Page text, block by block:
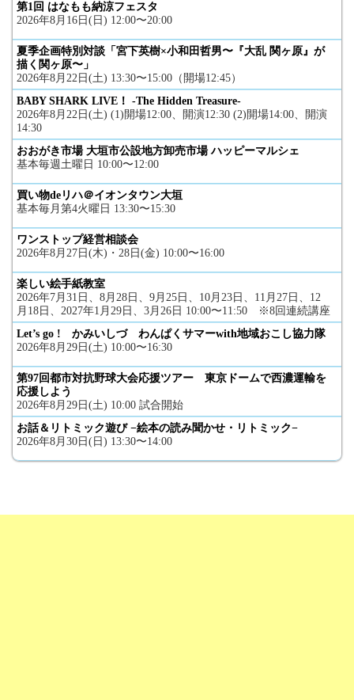
第1回 はなもも納涼フェスタ
2026年8月16日(日) 12:00〜20:00
夏季企画特別対談「宮下英樹×小和田哲男〜『大乱 関ヶ原』が
描く関ヶ原〜」
2026年8月22日(土) 13:30〜15:00（開場12:45）
BABY SHARK LIVE！ -The Hidden Treasure-
2026年8月22日(土) (1)開場12:00、開演12:30 (2)開場14:00、開演
14:30
おおがき市場 大垣市公設地方卸売市場 ハッピーマルシェ
基本毎週土曜日 10:00〜12:00
買い物deリハ＠イオンタウン大垣
基本毎月第4火曜日 13:30〜15:30
ワンストップ経営相談会
2026年8月27日(木)・28日(金) 10:00〜16:00
楽しい絵手紙教室
2026年7月31日、8月28日、9月25日、10月23日、11月27日、12
月18日、2027年1月29日、3月26日 10:00〜11:50 ※8回連続講座
Let’s go ! かみいしづ わんぱくサマーwith地域おこし協力隊
2026年8月29日(土) 10:00〜16:30
第97回都市対抗野球大会応援ツアー 東京ドームで西濃運輸を
応援しよう
2026年8月29日(土) 10:00 試合開始
お話＆リトミック遊び −絵本の読み聞かせ・リトミック−
2026年8月30日(日) 13:30〜14:00